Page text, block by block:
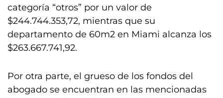
categoría “otros” por un valor de
$244.744.353,72, mientras que su
departamento de 60m2 en Miami alcanza los
$263.667.741,92.
Por otra parte, el grueso de los fondos del
abogado se encuentran en las mencionadas